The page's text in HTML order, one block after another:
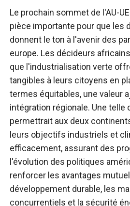
Le prochain sommet de l'AU-
pièce importante pour que les
donnent le ton à l'avenir des
europe. Les décideurs
que l'industrialisation verte
tangibles à leurs citoyens en
termes équitables, une valeur
intégration régionale. Une telle
permettrait aux deux
leurs objectifs industriels et
efficacement, assurant des
l'évolution des politiques
renforcer les avantages
développement durable, les
concurrentiels et la sécurité